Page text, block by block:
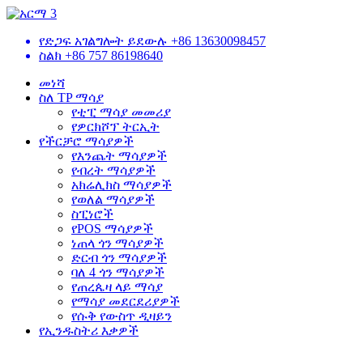
የድጋፍ አገልግሎት ይደውሉ +86 13630098457
ስልክ +86 757 86198640
መነሻ
ስለ TP ማሳያ
የቲፒ ማሳያ መመሪያ
የዎርክሾፕ ትርኢት
የችርቻሮ ማሳያዎች
የእንጨት ማሳያዎች
የብረት ማሳያዎች
አክሬሊክስ ማሳያዎች
የወለል ማሳያዎች
ስፒነሮች
የPOS ማሳያዎች
ነጠላ ጎን ማሳያዎች
ድርብ ጎን ማሳያዎች
ባለ 4 ጎን ማሳያዎች
የጠረጴዛ ላይ ማሳያ
የማሳያ መደርደሪያዎች
የሱቅ የውስጥ ዲዛይን
የኢንዱስትሪ እቃዎች